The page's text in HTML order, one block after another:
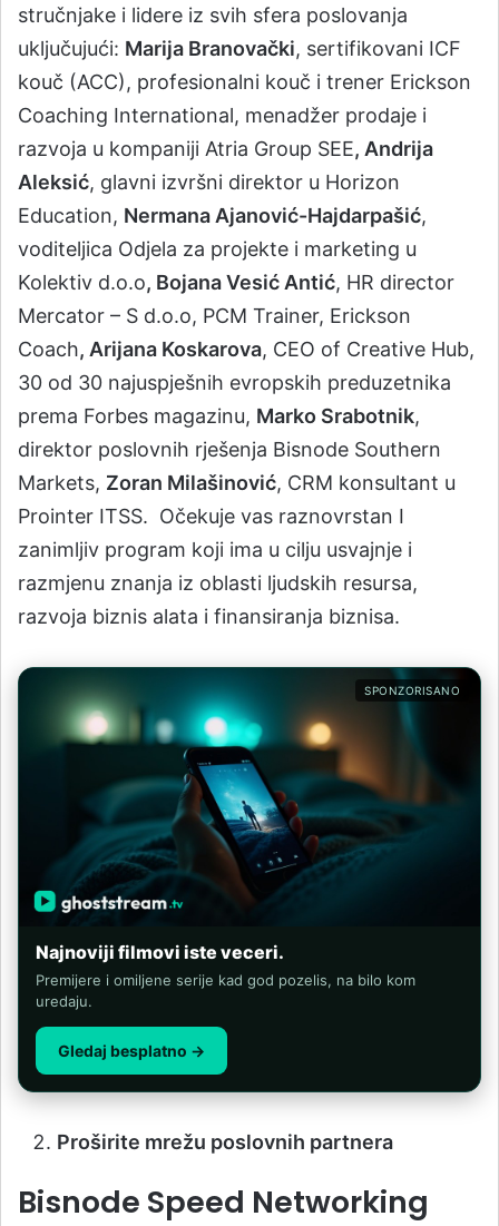
stručnjake i lidere iz svih sfera poslovanja
uključujući: Marija Branovački, sertifikovani ICF
kouč (ACC), profesionalni kouč i trener Erickson
Coaching International, menadžer prodaje i
razvoja u kompaniji Atria Group SEE, Andrija
Aleksić, glavni izvršni direktor u Horizon
Education, Nermana Ajanović-Hajdarpašić,
voditeljica Odjela za projekte i marketing u
Kolektiv d.o.o, Bojana Vesić Antić, HR director
Mercator – S d.o.o, PCM Trainer, Erickson
Coach, Arijana Koskarova, CEO of Creative Hub,
30 od 30 najuspješnih evropskih preduzetnika
prema Forbes magazinu, Marko Srabotnik,
direktor poslovnih rješenja Bisnode Southern
Markets, Zoran Milašinović, CRM konsultant u
Prointer ITSS. Očekuje vas raznovrstan I
zanimljiv program koji ima u cilju usvajnje i
razmjenu znanja iz oblasti ljudskih resursa,
razvoja biznis alata i finansiranja biznisa.
SPONZORISANO
Najnoviji filmovi iste veceri.
Premijere i omiljene serije kad god pozelis, na bilo kom
uredaju.
Gledaj besplatno →
Proširite mrežu poslovnih partnera
Bisnode Speed Networking